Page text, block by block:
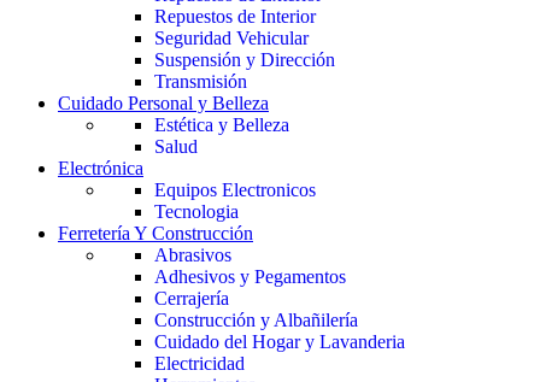
Repuestos de Interior
Seguridad Vehicular
Suspensión y Dirección
Transmisión
Cuidado Personal y Belleza
Estética y Belleza
Salud
Electrónica
Equipos Electronicos
Tecnologia
Ferretería Y Construcción
Abrasivos
Adhesivos y Pegamentos
Cerrajería
Construcción y Albañilería
Cuidado del Hogar y Lavanderia
Electricidad